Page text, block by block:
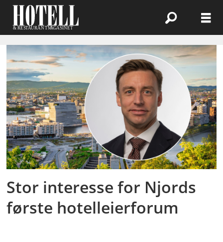
Emne:
hotelleierforum
Stor interesse for Njords
første hotelleierforum